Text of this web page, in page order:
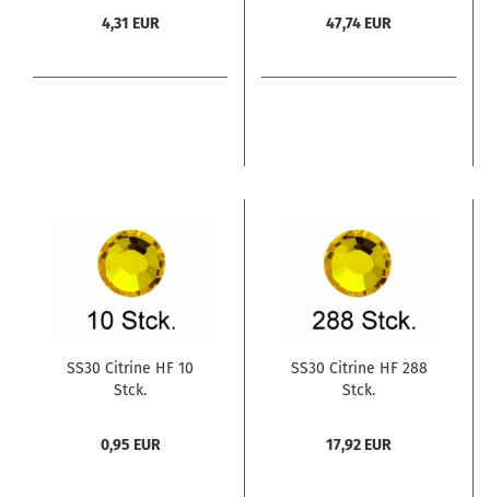
4,31 EUR 47,74 EUR
SS30 Citrine HF 10
Stck.
0,95 EUR
SS30 Citrine HF 288
Stck.
17,92 EUR